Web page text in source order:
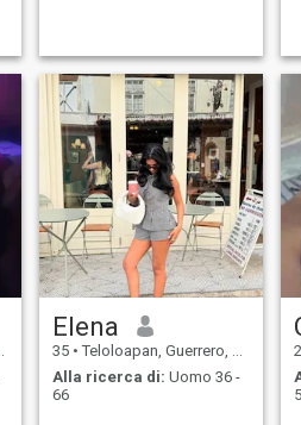
Elena
35 • Teloloapan, Guerrero, Messico
Alla ricerca di: Uomo 36 -
66